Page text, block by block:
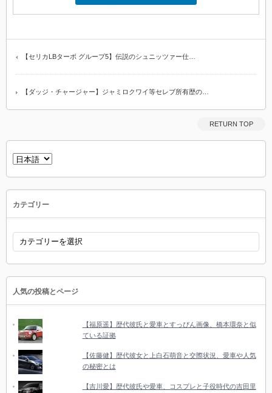
【セリカLBターボ グループ5】伝説のシュニッツァー仕…
【ダッジ・チャージャー】ジャミロクワイ等セレブ所有歴の…
RETURN TOP
言
語
カテゴリー
カ
ゴ
リ
人気の投稿とページ
【福原遥】歴代彼氏と愛車とすっぴん画像、橋本環奈と似
ている証拠
【佐藤健】歴代彼女と上白石萌音と交際状況、愛車や人気
の秘密とは
【吉川愛】歴代彼氏や愛車、コスプレと子役時代の吉田里